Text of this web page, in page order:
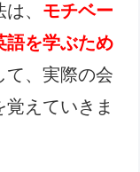
、 モチベー
語を学ぶため
て、実際の会
えていきま